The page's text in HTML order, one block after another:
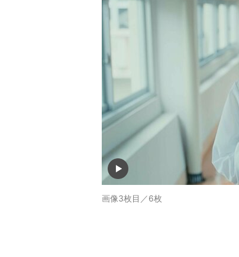
画像3枚目／6枚